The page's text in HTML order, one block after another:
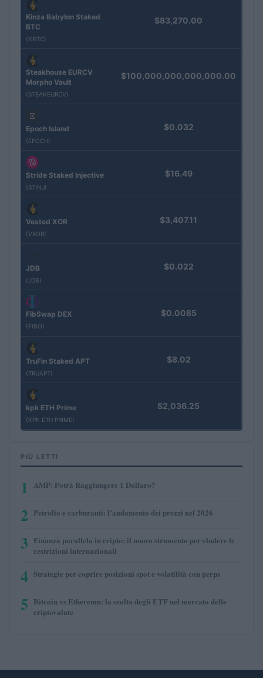
Kinza Babylon Staked
BTC
(KBTC)
$83,270.00
Steakhouse EURCV
Morpho Vault
(STEAKEURCV)
$100,000,000,000,000.00
Epoch Island
(EPOCH)
$0.032
Stride Staked Injective
(STINJ)
$16.49
Vested XOR
(VXOR)
$3,407.11
JDB
(JDB)
$0.022
FibSwap DEX
(FIBO)
$0.0085
TruFin Staked APT
(TRUAPT)
$8.02
kpk ETH Prime
(KPK ETH PRIME)
$2,036.25
PIÙ LETTI
1 AMP: Potrà Raggiungere 1 Dollaro?
2 Petrolio e carburanti: l’andamento dei prezzi nel 2026
3 Finanza parallela in cripto: il nuovo strumento per eludere le
restrizioni internazionali
4 Strategie per coprire posizioni spot e volatilità con perps
5 Bitcoin vs Ethereum: la svolta degli ETF nel mercato delle
criptovalute